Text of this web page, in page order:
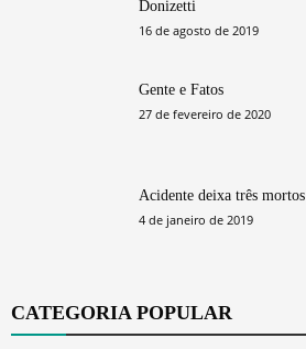
Donizetti
16 de agosto de 2019
Gente e Fatos
27 de fevereiro de 2020
Acidente deixa três mortos
4 de janeiro de 2019
CATEGORIA POPULAR